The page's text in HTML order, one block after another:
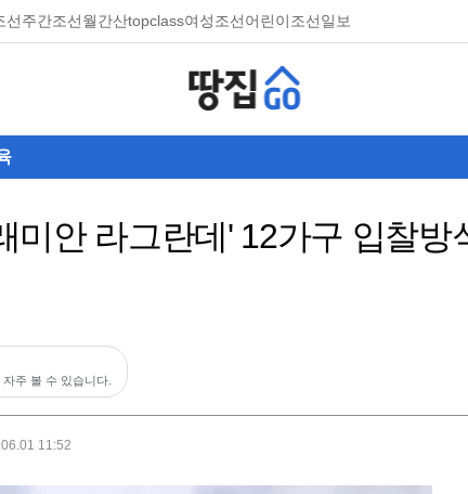
선주간조선월간산topclass여성조선어린이조선일보
미안 라그란데' 12가구 입찰
주 볼 수 있습니다.
11:52